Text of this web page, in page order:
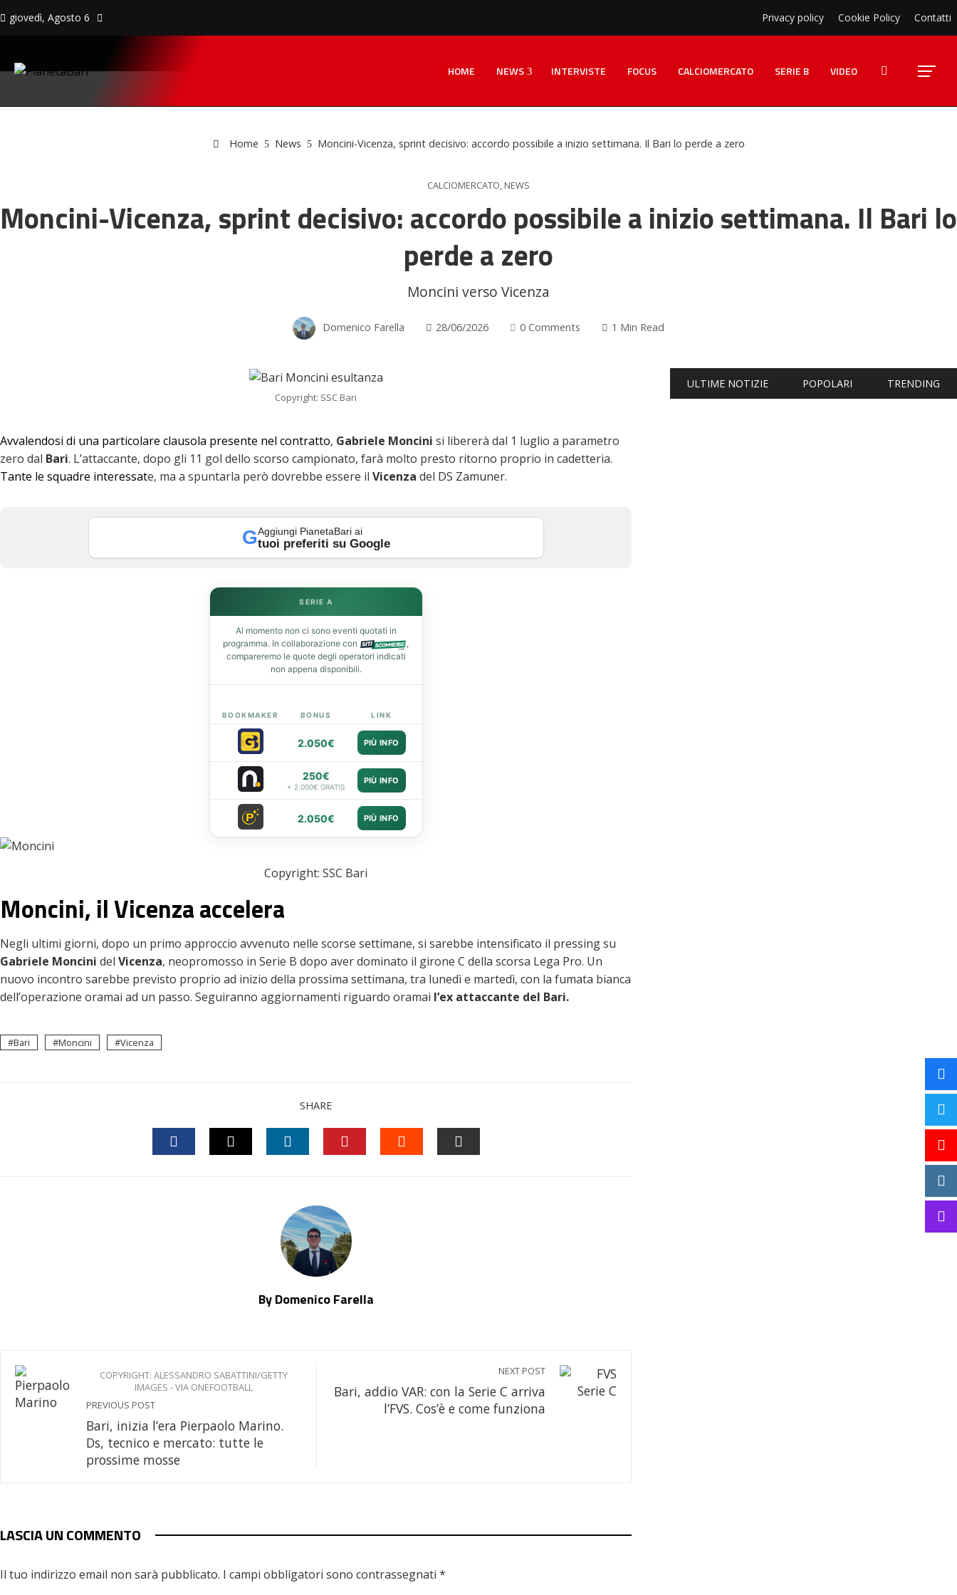
giovedì, Agosto 6 Privacy policy Cookie Policy Contatti
HOME NEWS INTERVISTE FOCUS CALCIOMERCATO SERIE B VIDEO
Home News Moncini-Vicenza, sprint decisivo: accordo possibile a inizio settimana. Il Bari lo perde a zero
CALCIOMERCATO, NEWS
Moncini-Vicenza, sprint decisivo: accordo possibile a inizio settimana. Il Bari lo
perde a zero
Moncini verso Vicenza
Domenico Farella 28/06/2026 0 Comments 1 Min Read
Copyright: SSC Bari
Avvalendosi di una particolare clausola presente nel contratto, Gabriele Moncini si libererà dal 1 luglio a parametro
zero dal Bari. L’attaccante, dopo gli 11 gol dello scorso campionato, farà molto presto ritorno proprio in cadetteria.
Tante le squadre interessate, ma a spuntarla però dovrebbe essere il Vicenza del DS Zamuner.
GAggiungi PianetaBari ai
tuoi preferiti su Google
SERIE A
Al momento non ci sono eventi quotati in
programma. In collaborazione con
,
compareremo le quote degli operatori indicati
non appena disponibili.
BOOKMAKER BONUS LINK
2.050€ PIÙ INFO
250€
+ 2.000€ GRATIS
PIÙ INFO
2.050€ PIÙ INFO
Copyright: SSC Bari
Moncini, il Vicenza accelera
Negli ultimi giorni, dopo un primo approccio avvenuto nelle scorse settimane, si sarebbe intensificato il pressing su
Gabriele Moncini del Vicenza, neopromosso in Serie B dopo aver dominato il girone C della scorsa Lega Pro. Un
nuovo incontro sarebbe previsto proprio ad inizio della prossima settimana, tra lunedì e martedì, con la fumata bianca
dell’operazione oramai ad un passo. Seguiranno aggiornamenti riguardo oramai l’ex attaccante del Bari.
Bari Moncini Vicenza
SHARE
By Domenico Farella
COPYRIGHT: ALESSANDRO SABATTINI/GETTY
IMAGES - VIA ONEFOOTBALL
PREVIOUS POST
Bari, inizia l’era Pierpaolo Marino.
Ds, tecnico e mercato: tutte le
prossime mosse
NEXT POST
Bari, addio VAR: con la Serie C arriva
l’FVS. Cos’è e come funziona
LASCIA UN COMMENTO
Il tuo indirizzo email non sarà pubblicato. I campi obbligatori sono contrassegnati *
ULTIME NOTIZIE POPOLARI TRENDING